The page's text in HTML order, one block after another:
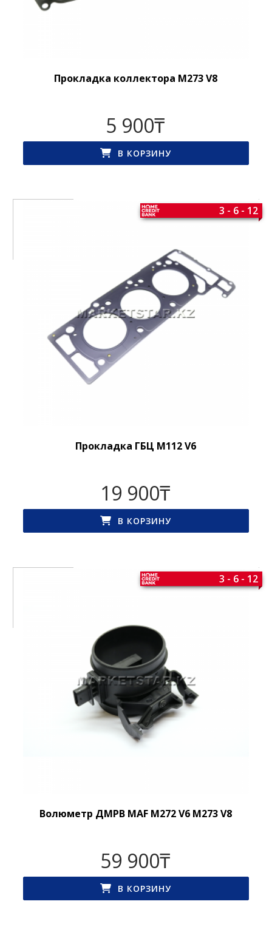
Прокладка коллектора M273 V8
5 900₸
В КОРЗИНУ
Прокладка ГБЦ M112 V6
3 - 6 - 12
19 900₸
В КОРЗИНУ
Волюметр ДМРВ MAF M272 V6 M273 V8
3 - 6 - 12
59 900₸
В КОРЗИНУ